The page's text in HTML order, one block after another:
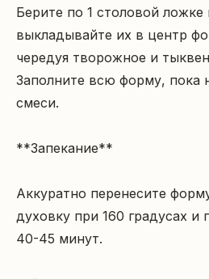
Берите по 1 столовой ложке
выкладывайте их в центр
чередуя творожное и
Заполните всю форму, пока
смеси.
**Запекание**
Аккуратно перенесите
духовку при 160 градусах и
40-45 минут.